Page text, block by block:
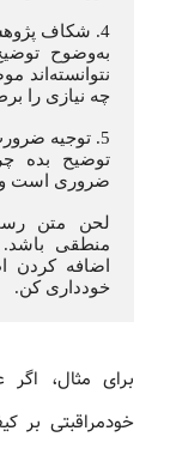
4. شکاف پژوهشی:
چه نیازی را
5. توجیه ضرورت انجام پژوهش:
ضروری است و
خودداری کن.
برای مثال،
خودمراقبتی بر